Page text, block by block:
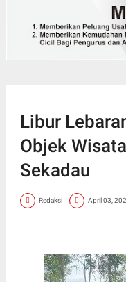
Libur
Objek
Sekadau
Redaksi April 03,